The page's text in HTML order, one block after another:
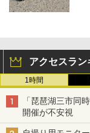
アクセスラン
1時間
「琵琶湖三市同
開催が不安視